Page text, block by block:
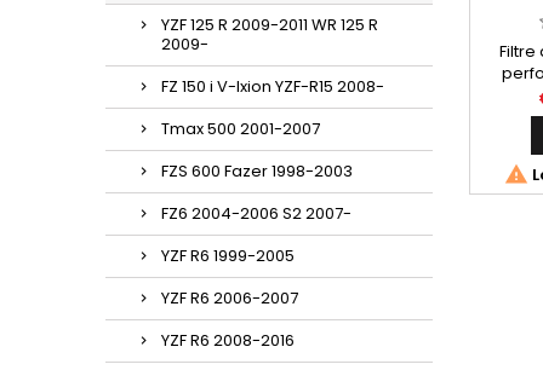
YZF 125 R 2009-2011 WR 125 R
2009-
FZ 150 i V-Ixion YZF-R15 2008-
Tmax 500 2001-2007
FZS 600 Fazer 1998-2003
FZ6 2004-2006 S2 2007-
YZF R6 1999-2005
YZF R6 2006-2007
YZF R6 2008-2016
Filtre
